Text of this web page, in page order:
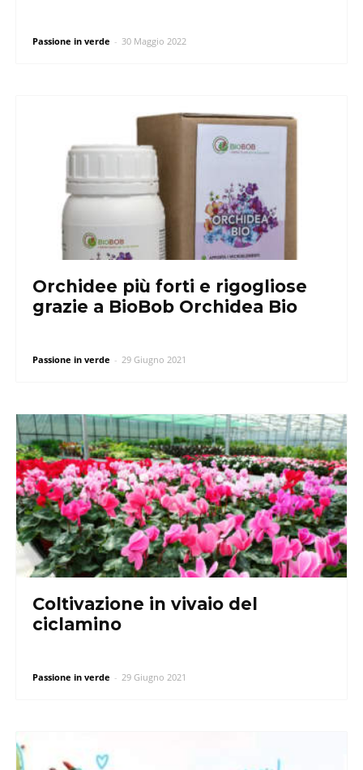
Passione in verde - 30 Maggio 2022
Orchidee più forti e rigogliose
grazie a BioBob Orchidea Bio
Passione in verde - 29 Giugno 2021
Coltivazione in vivaio del
ciclamino
Passione in verde - 29 Giugno 2021